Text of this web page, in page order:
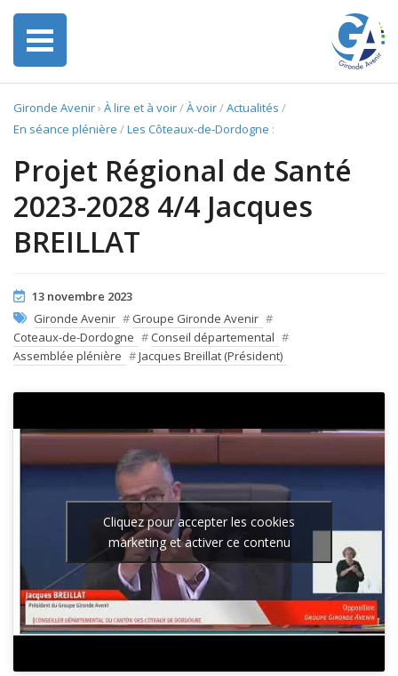
Gironde Avenir› À lire et à voir/À voir/Actualités /
En séance plénière /Les Côteaux-de-Dordogne :
Projet Régional de Santé
2023-2028 4/4 Jacques
BREILLAT
13 novembre 2023
Gironde Avenir # Groupe Gironde Avenir #
Coteaux-de-Dordogne # Conseil départemental #
Assemblée plénière #Jacques Breillat (Président)
Cliquez pour accepter les cookies
marketing et activer ce contenu